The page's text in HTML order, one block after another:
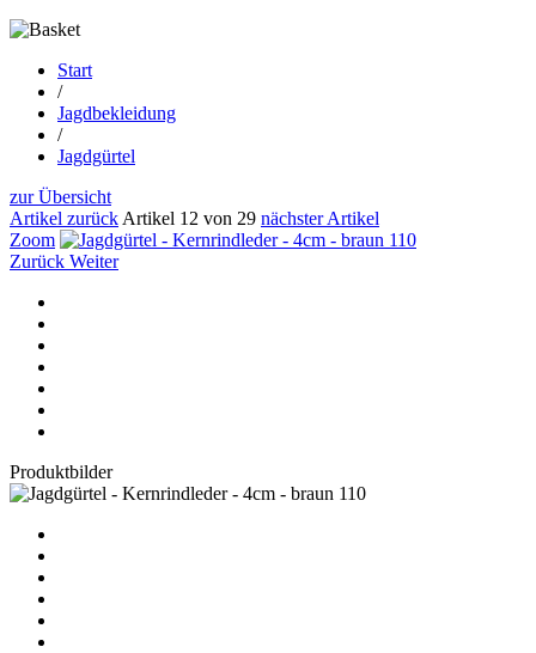
Start
/
Jagdbekleidung
/
Jagdgürtel
zur Übersicht
Artikel zurück Artikel 12 von 29 nächster Artikel
Zoom
Zurück Weiter
Produktbilder